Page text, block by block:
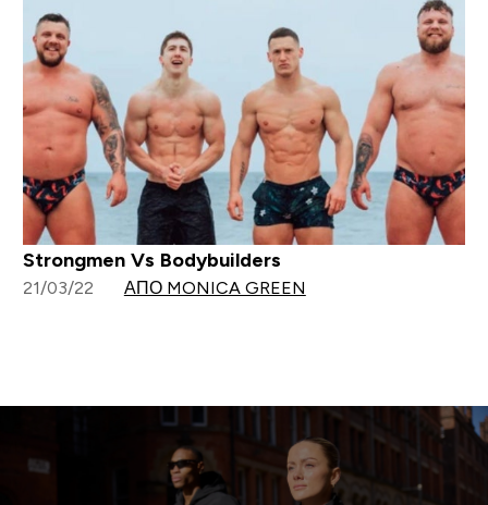
Strongmen Vs Bodybuilders
21/03/22 ΑΠΌ MONICA GREEN